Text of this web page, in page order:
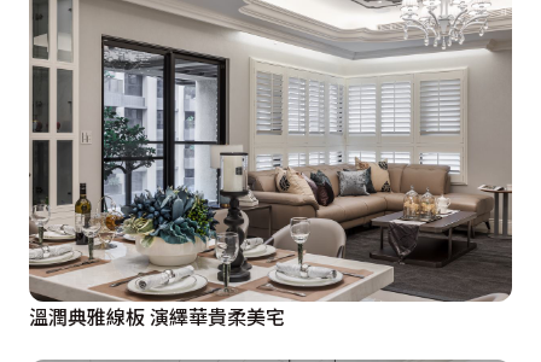
溫潤典雅線板 演繹華貴柔美宅